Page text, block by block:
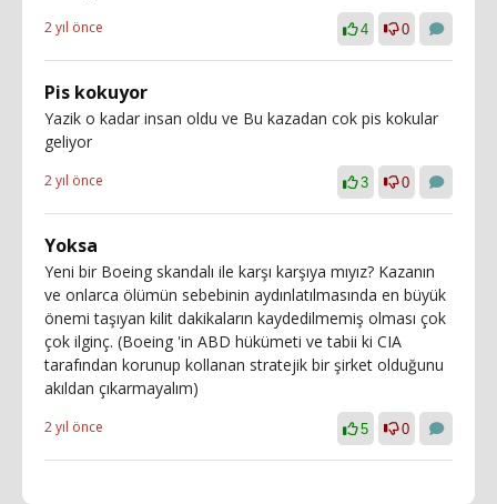
2 yıl önce 4 0
Pis kokuyor
Yazik o kadar insan oldu ve Bu kazadan cok pis kokular
geliyor
2 yıl önce 3 0
Yoksa
Yeni bir Boeing skandalı ile karşı karşıya mıyız? Kazanın
ve onlarca ölümün sebebinin aydınlatılmasında en büyük
önemi taşıyan kilit dakikaların kaydedilmemiş olması çok
çok ilginç. (Boeing 'in ABD hükümeti ve tabii ki CIA
tarafından korunup kollanan stratejik bir şirket olduğunu
akıldan çıkarmayalım)
2 yıl önce 5 0